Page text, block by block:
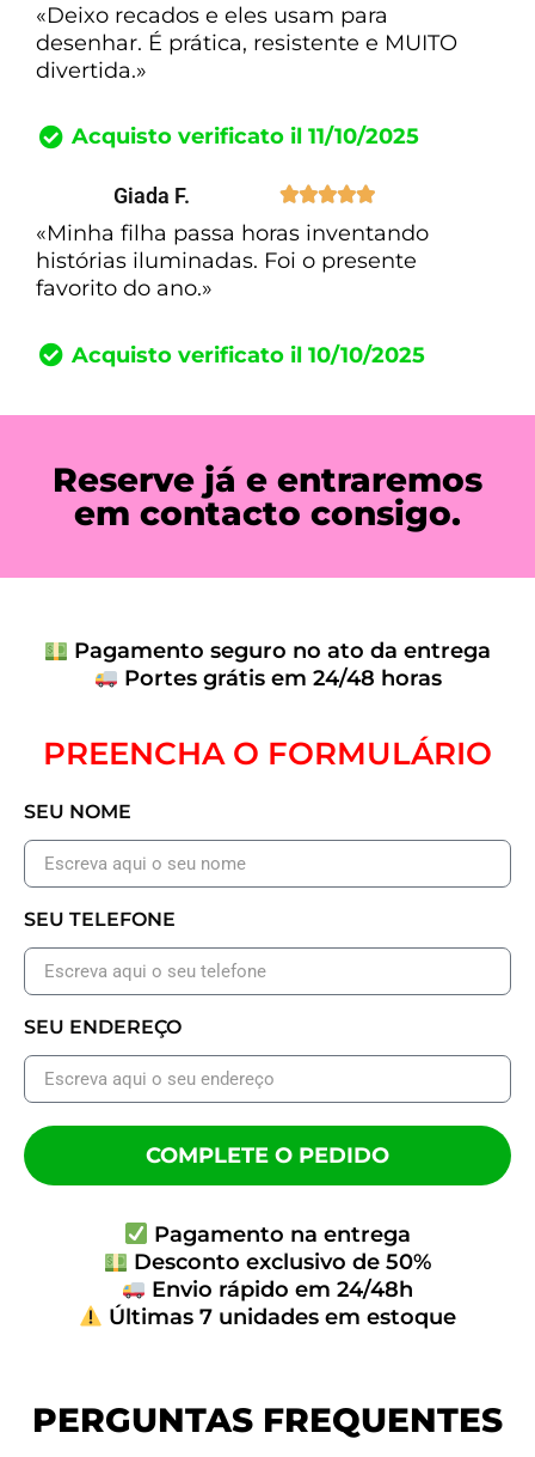
«Deixo recados e eles usam para
desenhar. É prática, resistente e MUITO
divertida.»
Acquisto verificato il 11/10/2025
Giada F. 
«Minha filha passa horas inventando
histórias iluminadas. Foi o presente
favorito do ano.»
Acquisto verificato il 10/10/2025
Reserve já e entraremos
em contacto consigo.
Pagamento seguro no ato da entrega
Portes grátis em 24/48 horas
PREENCHA O FORMULÁRIO
SEU NOME
SEU TELEFONE
SEU ENDEREÇO
COMPLETE O PEDIDO
Pagamento na entrega
Desconto exclusivo de 50%
Envio rápido em 24/48h
Últimas 7 unidades em estoque
PERGUNTAS FREQUENTES